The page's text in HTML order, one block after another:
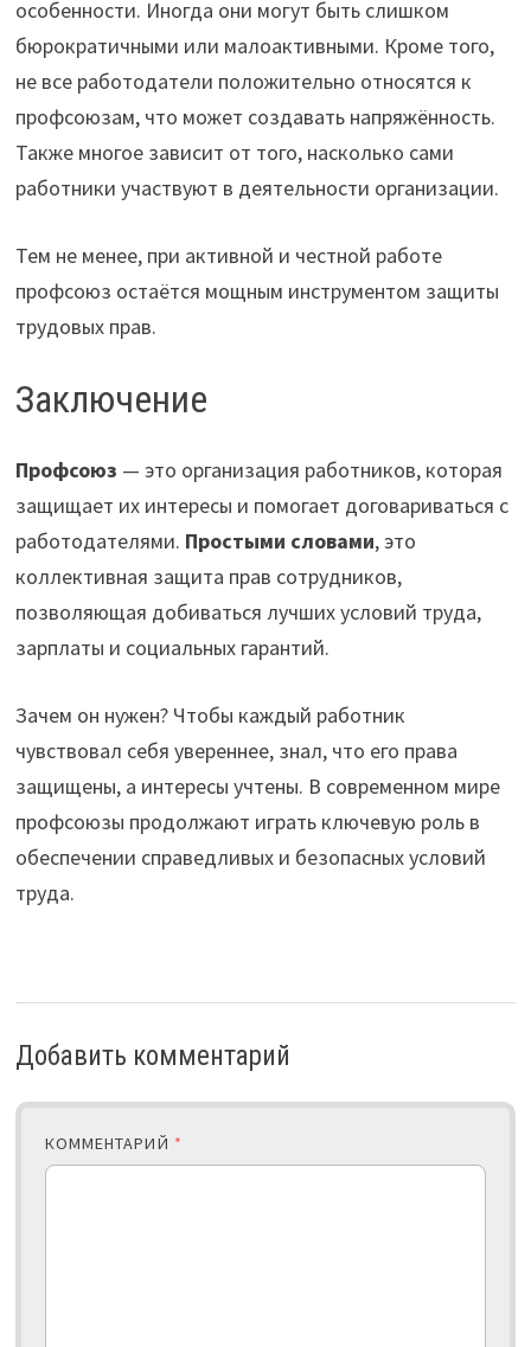
особенности. Иногда они могут быть слишком
бюрократичными или малоактивными. Кроме того,
не все работодатели положительно относятся к
профсоюзам, что может создавать напряжённость.
Также многое зависит от того, насколько сами
работники участвуют в деятельности организации.
Тем не менее, при активной и честной работе
профсоюз остаётся мощным инструментом защиты
трудовых прав.
Заключение
Профсоюз — это организация работников, которая
защищает их интересы и помогает договариваться с
работодателями. Простыми словами, это
коллективная защита прав сотрудников,
позволяющая добиваться лучших условий труда,
зарплаты и социальных гарантий.
Зачем он нужен? Чтобы каждый работник
чувствовал себя увереннее, знал, что его права
защищены, а интересы учтены. В современном мире
профсоюзы продолжают играть ключевую роль в
обеспечении справедливых и безопасных условий
труда.
Добавить комментарий
КОММЕНТАРИЙ *